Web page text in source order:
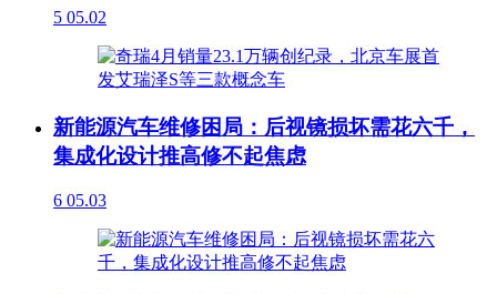
5 05.02
新能源汽车维修困局：后视镜损坏需花六千，
集成化设计推高修不起焦虑
6 05.03